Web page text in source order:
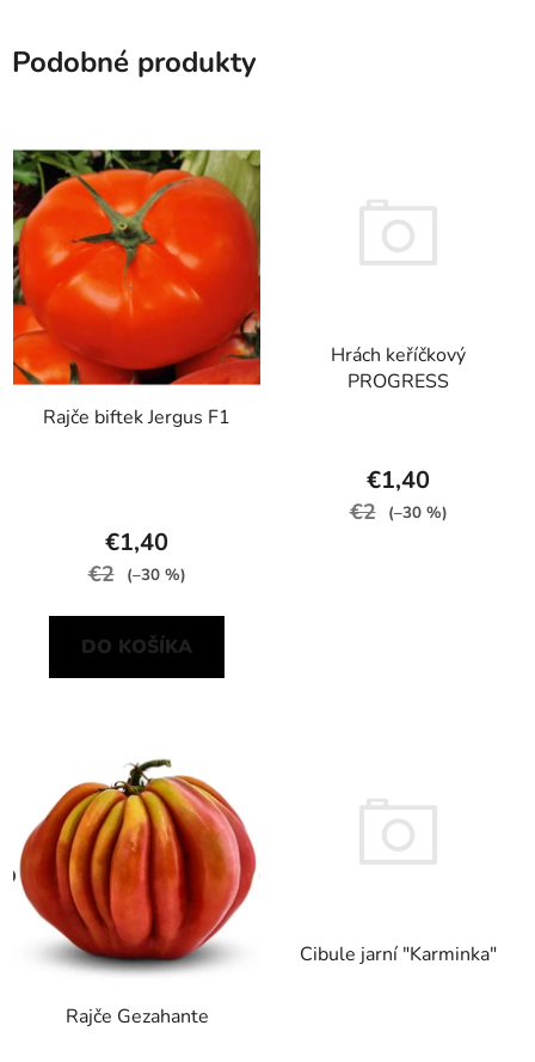
Podobné produkty
Rajče biftek Jergus F1
€1,40
€2 (–30 %)
DO KOŠÍKA
Hrách keříčkový
PROGRESS
€1,40
€2 (–30 %)
Rajče Gezahante
Cibule jarní "Karminka"